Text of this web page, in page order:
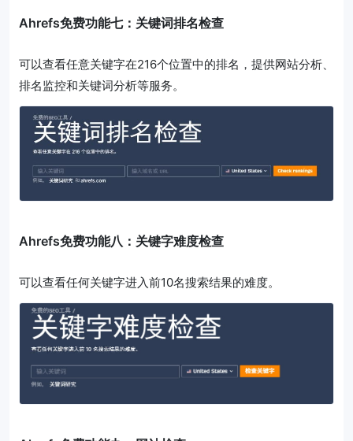
Ahrefs免费功能七：关键词排名检查
可以查看任意关键字在216个位置中的排名，提供网站分析、
排名监控和关键词分析等服务。
Ahrefs免费功能八：关键字难度检查
可以查看任何关键字进入前10名搜索结果的难度。